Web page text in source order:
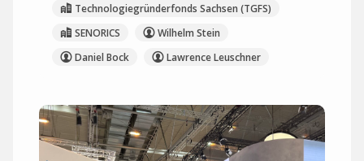
Technologiegründerfonds Sachsen (TGFS)
SENORICS
Wilhelm Stein
Daniel Bock
Lawrence Leuschner